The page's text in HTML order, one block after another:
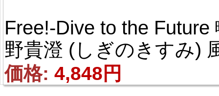
Free!-Dive to the Future
野貴澄 (しぎのきすみ)
コスプレウィッグ
価格: 4,848円